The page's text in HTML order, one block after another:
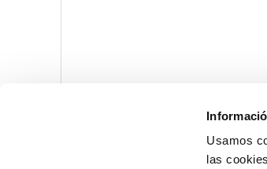
Usamos
las